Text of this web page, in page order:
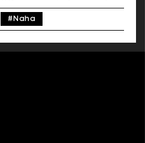
食べたいし、東京での生活との
ほうがいいし、なにより過ごし
#Naha